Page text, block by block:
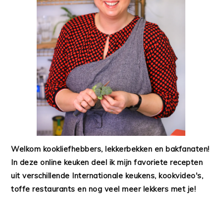
Welkom kookliefhebbers, lekkerbekken en bakfanaten!
In deze online keuken deel ik mijn favoriete recepten
uit verschillende Internationale keukens, kookvideo's,
toffe restaurants en nog veel meer lekkers met je!